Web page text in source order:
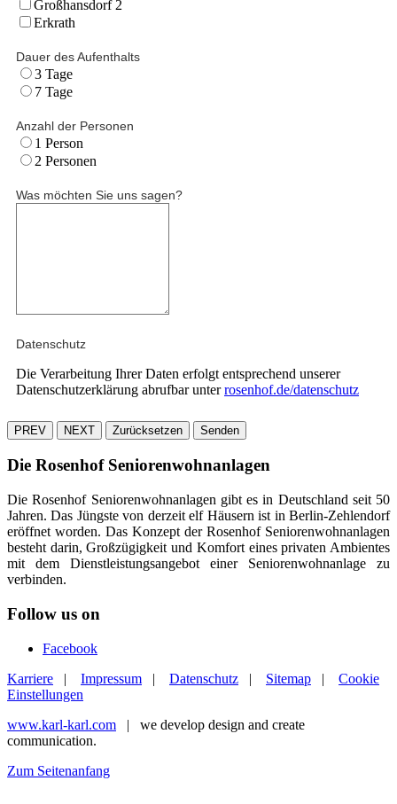
Großhansdorf 2
Erkrath
Dauer des Aufenthalts
3 Tage
7 Tage
Anzahl der Personen
1 Person
2 Personen
Was möchten Sie uns sagen?
Datenschutz
Die Verarbeitung Ihrer Daten erfolgt entsprechend unserer
Datenschutzerklärung abrufbar unterrosenhof.de/datenschutz
PREV NEXT Zurücksetzen Senden
Die Rosenhof Seniorenwohnanlagen
Die Rosenhof Seniorenwohnanlagen gibt es in Deutschland seit 50
Jahren. Das Jüngste von derzeit elf Häusern ist in Berlin-Zehlendorf
eröffnet worden. Das Konzept der Rosenhof Seniorenwohnanlagen
besteht darin, Großzügigkeit und Komfort eines privaten Ambientes
mit dem Dienstleistungsangebot einer Seniorenwohnanlage zu
verbinden.
Follow us on
Facebook
Karriere | Impressum | Datenschutz | Sitemap | Cookie
Einstellungen
www.karl-karl.com | we develop design and create
communication.
Zum Seitenanfang